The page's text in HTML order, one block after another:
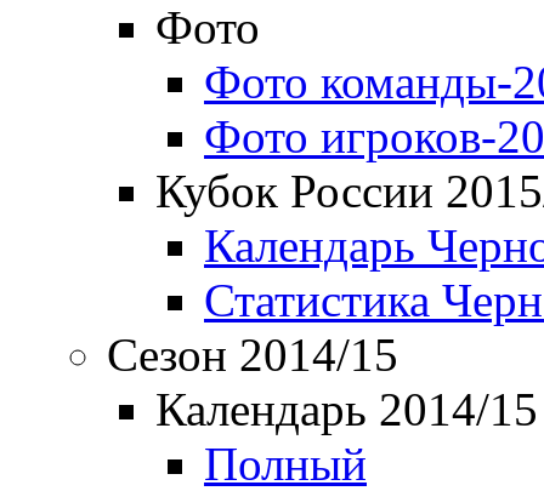
Фото
Фото команды-
Фото игроков-
Кубок России
Календарь
Статистика
Сезон 2014/15
Календарь 2014/15
Полный